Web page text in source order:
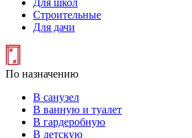
Для школ
Строительные
Для дачи
По назначению
В санузел
В ванную и туалет
В гардеробную
В детскую